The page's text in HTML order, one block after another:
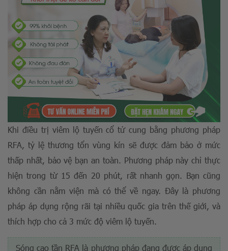
Khi điều trị viêm lộ tuyến cổ tử cung bằng phương pháp
RFA, tỷ lệ thương tổn vùng kín sẽ được đảm bảo ở mức
thấp nhất, bảo vệ bạn an toàn. Phương pháp này chỉ thực
hiện trong từ 15 đến 20 phút, rất nhanh gọn. Bạn cũng
không cần nằm viện mà có thể về ngay. Đây là phương
pháp áp dụng rộng rãi tại nhiều quốc gia trên thế giới, và
thích hợp cho cả 3 mức độ viêm lộ tuyến.
Sóng cao tần RFA là phương pháp đang được áp dụng